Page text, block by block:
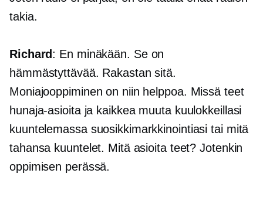
takia.
Richard: En minäkään. Se on
hämmästyttävää. Rakastan sitä.
Moniajooppiminen on niin helppoa. Missä teet
hunaja-asioita ja kaikkea muuta kuulokkeillasi
kuuntelemassa suosikkimarkkinointiasi tai mitä
tahansa kuuntelet. Mitä asioita teet? Jotenkin
oppimisen perässä.